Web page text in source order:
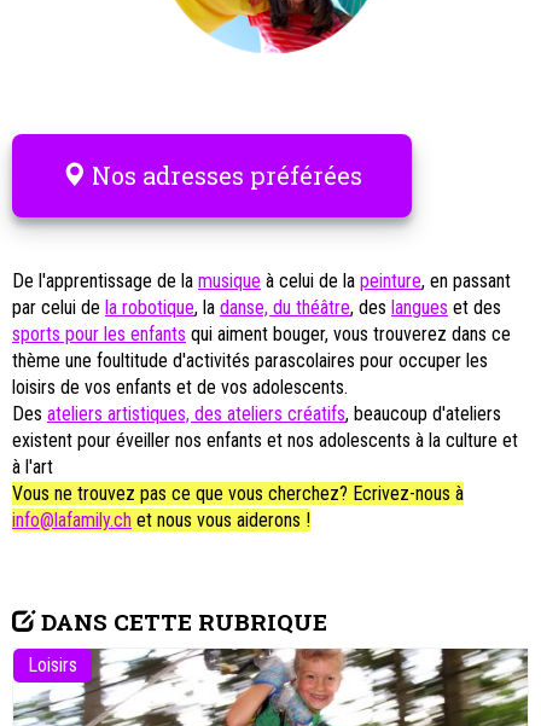
Nos adresses préférées
De l'apprentissage de la musique à celui de la peinture, en passant
par celui de la robotique, la danse, du théâtre, des langues et des
sports pour les enfants qui aiment bouger, vous trouverez dans ce
thème une foultitude d'activités parascolaires pour occuper les
loisirs de vos enfants et de vos adolescents.
Des ateliers artistiques, des ateliers créatifs, beaucoup d'ateliers
existent pour éveiller nos enfants et nos adolescents à la culture et
à l'art
Vous ne trouvez pas ce que vous cherchez? Ecrivez-nous à
info@lafamily.ch et nous vous aiderons !
DANS CETTE RUBRIQUE
Loisirs